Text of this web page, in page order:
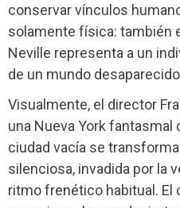
conservar vínculos
solamente física: también
Neville representa a un
de un mundo
Visualmente, el director
una Nueva York fantasmal
ciudad vacía se
silenciosa, invadida por la
ritmo frenético habitual. El